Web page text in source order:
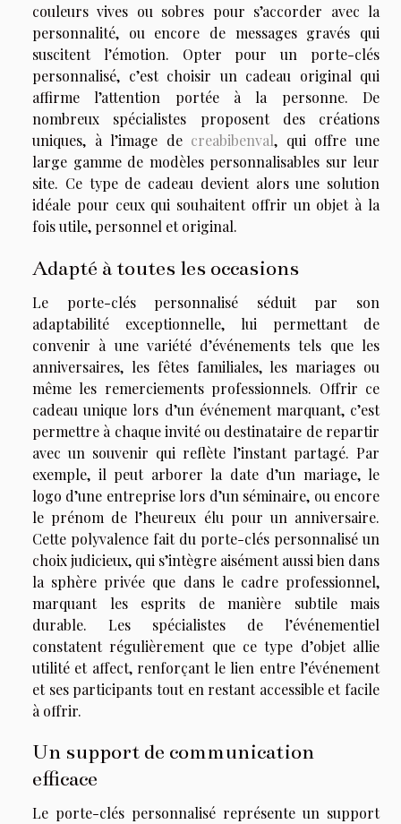
couleurs vives ou sobres pour s’accorder avec la
personnalité, ou encore de messages gravés qui
suscitent l’émotion. Opter pour un porte-clés
personnalisé, c’est choisir un cadeau original qui
affirme l’attention portée à la personne. De
nombreux spécialistes proposent des créations
uniques, à l’image de creabibenval, qui offre une
large gamme de modèles personnalisables sur leur
site. Ce type de cadeau devient alors une solution
idéale pour ceux qui souhaitent offrir un objet à la
fois utile, personnel et original.
Adapté à toutes les occasions
Le porte-clés personnalisé séduit par son
adaptabilité exceptionnelle, lui permettant de
convenir à une variété d’événements tels que les
anniversaires, les fêtes familiales, les mariages ou
même les remerciements professionnels. Offrir ce
cadeau unique lors d’un événement marquant, c’est
permettre à chaque invité ou destinataire de repartir
avec un souvenir qui reflète l’instant partagé. Par
exemple, il peut arborer la date d’un mariage, le
logo d’une entreprise lors d’un séminaire, ou encore
le prénom de l’heureux élu pour un anniversaire.
Cette polyvalence fait du porte-clés personnalisé un
choix judicieux, qui s’intègre aisément aussi bien dans
la sphère privée que dans le cadre professionnel,
marquant les esprits de manière subtile mais
durable. Les spécialistes de l’événementiel
constatent régulièrement que ce type d’objet allie
utilité et affect, renforçant le lien entre l’événement
et ses participants tout en restant accessible et facile
à offrir.
Un support de communication
efficace
Le porte-clés personnalisé représente un support